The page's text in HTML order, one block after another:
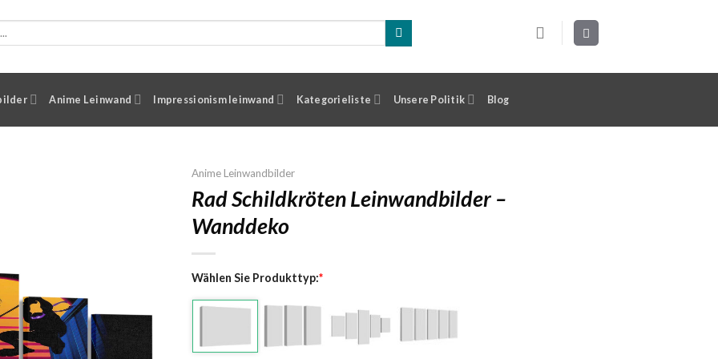
Anime Leinwand Impressionism leinwand Kategorieliste Unsere Politik Blog
Anime Leinwandbilder
Rad Schildkröten Leinwandbilder –
Wanddeko
Wählen Sie Produkttyp:*